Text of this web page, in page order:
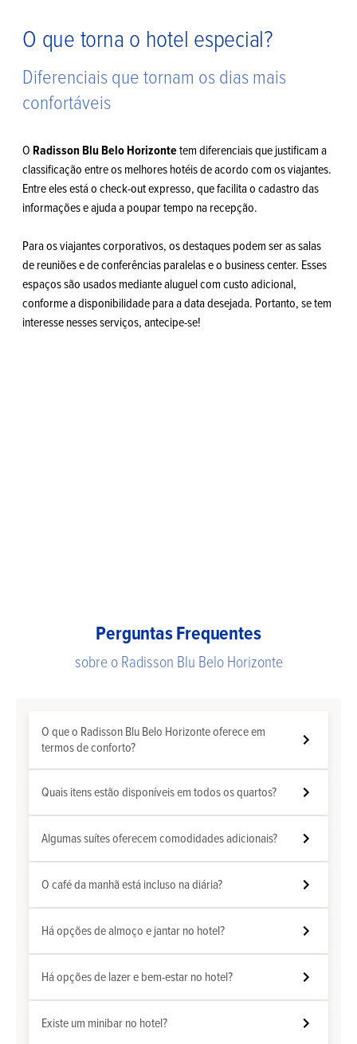
O que torna o hotel especial?
Diferenciais que tornam os dias mais
confortáveis
O Radisson Blu Belo Horizontetem diferenciais que justificam a
classificação entre os melhores hotéis de acordo com os viajantes.
Entre eles está o check-out expresso, que facilita o cadastro das
informações e ajuda a poupar tempo na recepção.
Para os viajantes corporativos, os destaques podem ser as salas
de reuniões e de conferências paralelas e o business center. Esses
espaços são usados mediante aluguel com custo adicional,
conforme a disponibilidade para a data desejada. Portanto, se tem
interesse nesses serviços, antecipe-se!
Perguntas Frequentes
sobre o Radisson Blu Belo Horizonte
O que o Radisson Blu Belo Horizonte oferece em
termos de conforto?
Quais itens estão disponíveis em todos os quartos?
Algumas suítes oferecem comodidades adicionais?
O café da manhã está incluso na diária?
Há opções de almoço e jantar no hotel?
Há opções de lazer e bem-estar no hotel?
Existe um minibar no hotel?